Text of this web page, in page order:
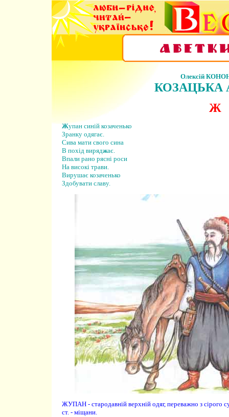
Олексій
КОЗАЦЬКА
Ж
Жупан синій козаченько
Зранку одягає.
Сива мати свого сина
В похід виряджає.
Впали рано рясні роси
На високі трави.
Вирушає козаченько
Здобувати славу.
ЖУПАН - стародавній верхній одяг, переважно з сірого
ст. - міщани.